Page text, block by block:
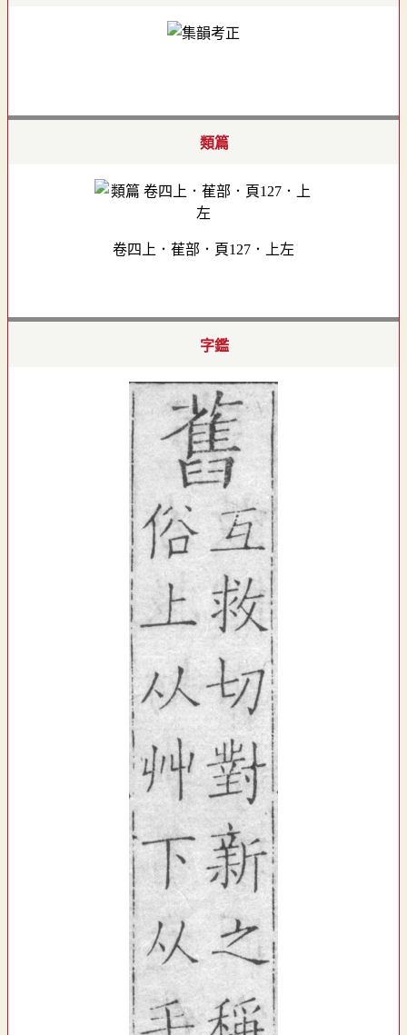
類篇
卷四上．萑部．頁127．上左
字鑑